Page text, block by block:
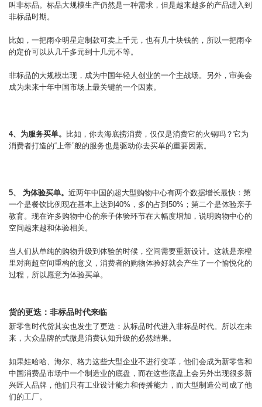
叫非标品。标品大规模生产仍然是一种需求，但是越来越多的产品进入到
非标品时期。
比如，一把雨伞明星定制款可卖上千元，也有几十块钱的，所以一把雨伞
的定价可以从几千多元到十几元不等。
非标品的大规模出现，成为中国年轻人创业的一个主战场。另外，审美会
成为未来十年中国市场上最关键的一个因素。
4、为服务买单。
比如，你去海底捞消费，仅仅是消费它的火锅吗？它为
消费者打造的“上帝”般的服务也是驱动你去买单的重要因素。
5、 为体验买单。 近两年中国的超大型购物中心有两个数据增长最快：第
一个是餐饮比例现在基本上达到40%，多的占到50%；第二个是体验亲子
教育。现在许多购物中心的亲子体验环节在大幅度增加，说明购物中心的
空间越来越和体验相关。
当人们从单纯的购物升级到体验的时候，空间需要重新设计。这就是亲橙
里对商超空间重构的意义，消费者的购物体验好就会产生了一个愉悦化的
过程，所以愿意为体验买单。
货的更迭：非标品时代来临
新零售时代货其实也发生了更迭：从标品时代进入非标品时代。所以在未
来，大众品牌的式微是消费认知升级的必然结果。
如果娃哈哈、海尔、格力这些大型企业不进行变革，他们会成为新零售和
中国消费品市场中一个制造业的底盘，而在这些底盘上会另外出现很多新
兴匠人品牌，他们只有工业设计能力和传播能力，而大型制造公司成了他
们的工厂。